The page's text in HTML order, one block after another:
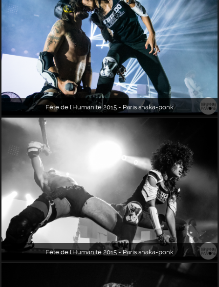
Fête de l'Humanité 2015 - Paris shaka-ponk
Fête de l'Humanité 2015 - Paris shaka-ponk